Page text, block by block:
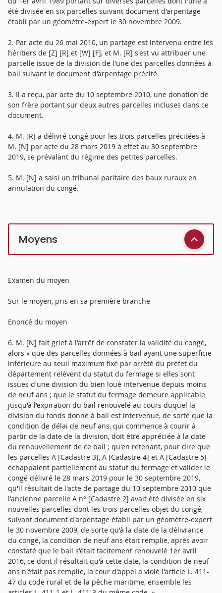
été divisée en six parcelles suivant document d'arpentage
établi par un géomètre-expert le 30 novembre 2009.
2. Par acte du 26 mai 2010, un partage est intervenu entre les
héritiers de [Z] [R] et [W] [F], et M. [R] s'est vu attribuer une
parcelle issue de la division de l'une des parcelles données à
bail suivant le document d'arpentage précité.
3. Il a reçu, par acte du 10 septembre 2010, une donation de
son frère portant sur deux autres parcelles incluses dans ce
document.
4. M. [R] a délivré congé pour les trois parcelles précitées à
M. [N] par acte du 28 mars 2019 à effet au 30 septembre
2019, se prévalant du régime des petites parcelles.
5. M. [N] a saisi un tribunal paritaire des baux ruraux en
annulation du congé.
Moyens
Examen du moyen
Sur le moyen, pris en sa première branche
Enoncé du moyen
6. M. [N] fait grief à l'arrêt de constater la validité du congé,
alors « que des parcelles données à bail ayant une superficie
inférieure au seuil maximum fixé par arrêté du préfet du
département relèvent du statut du fermage si elles sont
issues d'une division du bien loué intervenue depuis moins
de neuf ans ; que le statut du fermage demeure applicable
jusqu'à l'expiration du bail renouvelé au cours duquel la
division du fonds donné à bail est intervenue, de sorte que la
condition de délai de neuf ans, qui commence à courir à
partir de la date de la division, doit être appréciée à la date
du renouvellement de ce bail ; qu'en retenant, pour dire que
les parcelles A [Cadastre 3], A [Cadastre 4] et A [Cadastre 5]
échappaient partiellement au statut du fermage et valider le
congé délivré le 28 mars 2019 pour le 30 septembre 2019,
qu'il résultait de l'acte de partage du 10 septembre 2010 que
l'ancienne parcelle A n° [Cadastre 2] avait été divisée en six
nouvelles parcelles dont les trois parcelles objet du congé,
suivant document d'arpentage établi par un géomètre-expert
le 30 novembre 2009, de sorte qu'à la date de la délivrance
du congé, la condition de neuf ans était remplie, après avoir
constaté que le bail s'était tacitement renouvelé 1er avril
2016, ce dont il résultait qu'à cette date, la condition de neuf
ans n'était pas remplie, la cour d'appel a violé l'article L. 411-
47 du code rural et de la pêche maritime, ensemble les